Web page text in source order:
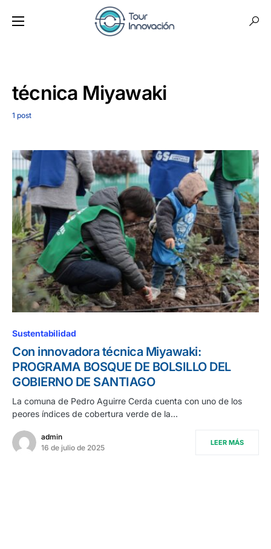
técnica Miyawaki
1 post
Sustentabilidad
Con innovadora técnica Miyawaki:
PROGRAMA BOSQUE DE BOLSILLO DEL
GOBIERNO DE SANTIAGO
La comuna de Pedro Aguirre Cerda cuenta con uno de los
peores índices de cobertura verde de la…
admin
16 de julio de 2025
LEER MÁS